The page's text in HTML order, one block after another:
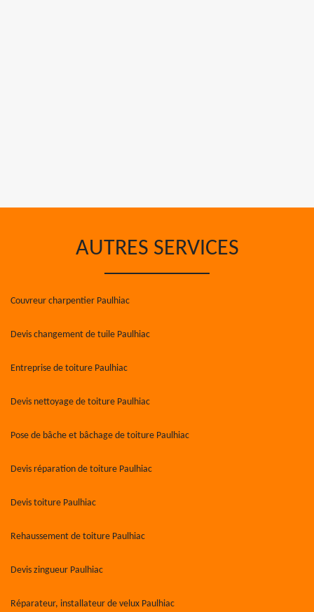
AUTRES SERVICES
Couvreur charpentier Paulhiac
Devis changement de tuile Paulhiac
Entreprise de toiture Paulhiac
Devis nettoyage de toiture Paulhiac
Pose de bâche et bâchage de toiture Paulhiac
Devis réparation de toiture Paulhiac
Devis toiture Paulhiac
Rehaussement de toiture Paulhiac
Devis zingueur Paulhiac
Réparateur, installateur de velux Paulhiac